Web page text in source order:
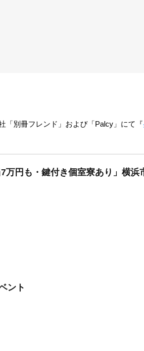
「別冊フレンド」および「Palcy」にて『
円も・鍵付き個室寮あり」横浜
ント